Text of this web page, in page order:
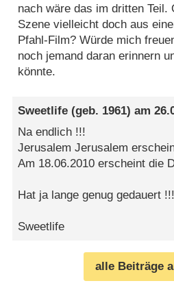
nach wäre das im dritten Teil.
Szene vielleicht doch aus
Pfahl-Film? Würde mich
noch jemand daran erinnern
könnte.
Sweetlife (geb. 1961) am
Na endlich !!!
Jerusalem Jerusalem
Am 18.06.2010 erscheint die
Hat ja lange genug gedauert !!!
Sweetlife
alle Beiträge